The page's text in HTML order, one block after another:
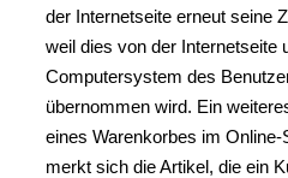
der Internetseite erneut seine
weil dies von der Internetseite
Computersystem des
übernommen wird. Ein
eines Warenkorbes im
merkt sich die Artikel, die ein